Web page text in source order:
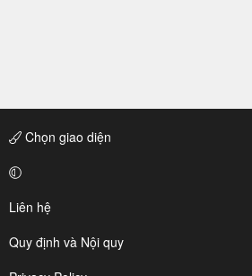
Chọn giao diện
Liên hệ
Quy định và Nội quy